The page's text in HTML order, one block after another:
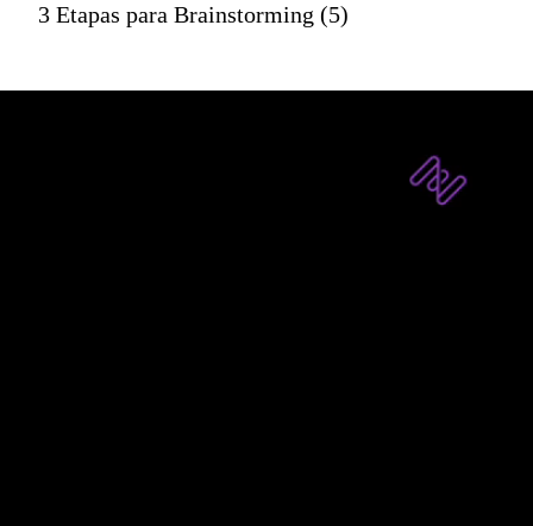
3 Etapas para Brainstorming (5)